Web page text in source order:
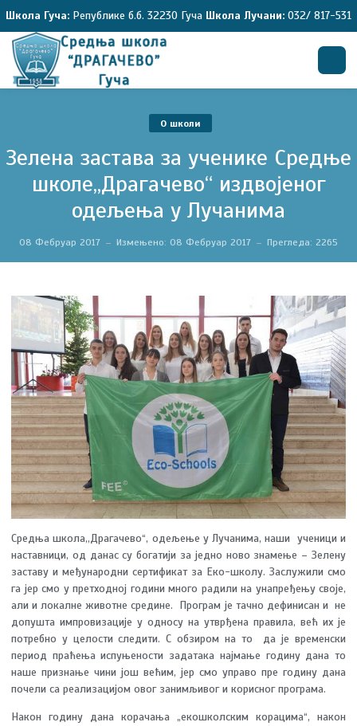
Школа Гуча: Републике б.б. 32230 Гуча Школа Лучани: 032/ 817-531
Зелена застава за ученике Средње
школе,,Драгачево“ издвојеног
одељења у Лучанима
O школи
08 Фебруар 2017 Измењено: 08 Фебруар 2017 Прегледа: 2265
Средња школа,,Драгачево“, одељење у Лучанима, наши уче­ни­ци и
на­став­ни­ци, од данас су бо­га­ти­ји за јед­но но­во зна­ме­ње – Зе­ле­ну
за­ста­ву и ме­ђу­на­родни сер­ти­фи­кат за Eко-шко­лу. За­слу­жи­ли смо
га јер смо у прет­ходној години мно­го ра­ди­ли на унапређењу сво­је,
али и ло­кал­не жи­вот­не сре­ди­не. Програм је тачно дефинисан и не
допушта импровизације у односу на утврђена правила, већ их је
потребно у целости следити. С обзиром на то да је временски
период праћења испуњености задатака најмање годину дана то
наше признање чини још већим, јер смо управо пре годину дана
почели са реализацијом овог занимљивог и корисног програма.
Након годину дана корачања „екошколским корацима“, након